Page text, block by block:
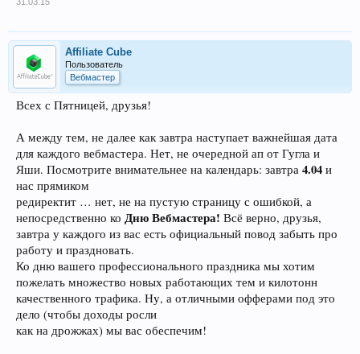
Affiliate Cube
Пользователь
Вебмастер
Всех с Пятницей, друзья!
А между тем, не далее как завтра наступает важнейшая дата
для каждого вебмастера. Нет, не очередной ап от Гугла и
Яши. Посмотрите внимательнее на календарь: завтра 4.04 и
нас прямиком
редиректит … нет, не на пустую страницу с ошибкой, а
непосредственно ко Дню Вебмастера! Всё верно, друзья,
завтра у каждого из вас есть официальный повод забыть про
работу и праздновать.
Ко дню вашего профессионального праздника мы хотим
пожелать множество новых работающих тем и килотонн
качественного трафика. Ну, а отличными офферами под это
дело (чтобы доходы росли
как на дрожжах) мы вас обеспечим!